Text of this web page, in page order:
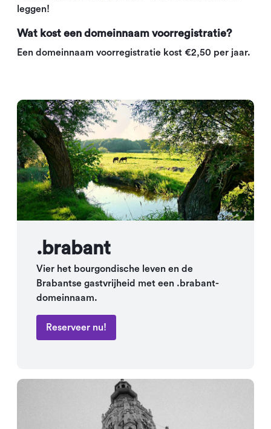
leggen!
Wat kost een domeinnaam voorregistratie?
Een domeinnaam voorregistratie kost €2,50 per jaar.
.brabant
Vier het bourgondische leven en de
Brabantse gastvrijheid met een .brabant-
domeinnaam.
Reserveer nu!